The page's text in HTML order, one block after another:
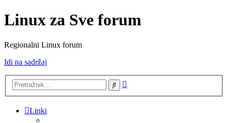
Linux za Sve forum
Regionalni Linux forum
Idi na sadržaj
Pretražnik
Linki